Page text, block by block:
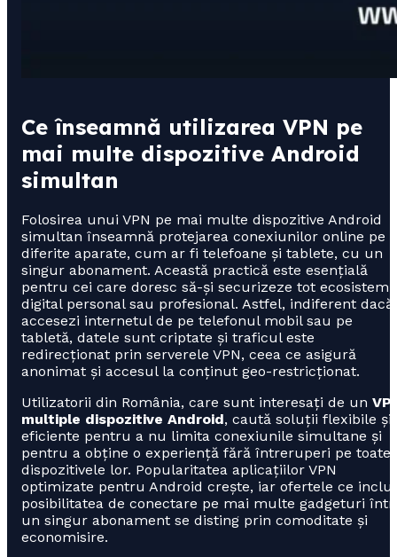
Ce înseamnă utilizarea VPN pe
mai multe dispozitive Android
simultan
Folosirea unui VPN pe mai multe dispozitive Android
simultan înseamnă protejarea conexiunilor online pe
diferite aparate, cum ar fi telefoane și tablete, cu un
singur abonament. Această practică este esențială
pentru cei care doresc să-și securizeze tot
digital personal sau profesional. Astfel, indiferent dacă
accesezi internetul de pe telefonul mobil sau pe
tabletă, datele sunt criptate și traficul este
redirecționat prin serverele VPN, ceea ce asigură
anonimat și accesul la conținut geo-restricționat.
Utilizatorii din România, care sunt interesați de un
multiple dispozitive Android, caută soluții flexibile și
eficiente pentru a nu limita conexiunile simultane și
pentru a obține o experiență fără întreruperi pe toate
dispozitivele lor. Popularitatea aplicațiilor VPN
optimizate pentru Android crește, iar ofertele ce
posibilitatea de conectare pe mai multe gadgeturi
un singur abonament se disting prin comoditate și
economisire.